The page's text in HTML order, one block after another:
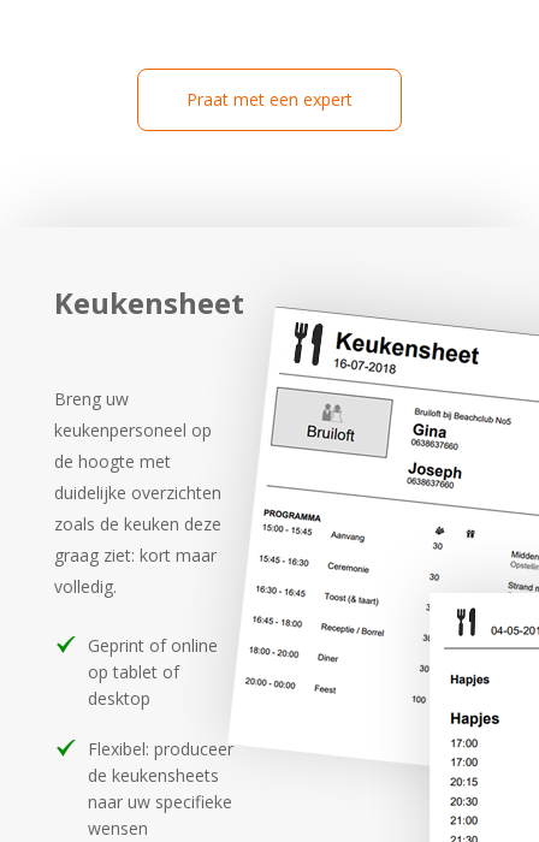
Praat met een expert
Keukensheet
Breng uw
keukenpersoneel op
de hoogte met
duidelijke overzichten
zoals de keuken deze
graag ziet: kort maar
volledig.
Geprint of online
op tablet of
desktop
Flexibel: produceer
de keukensheets
naar uw specifieke
wensen